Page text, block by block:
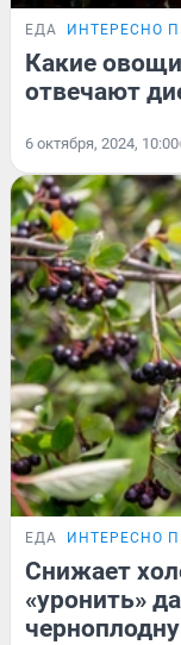
ЕДА ИНТЕРЕСНО
Какие
отвечают
6 октября, 2024, 10:00
ЕДА ИНТЕРЕСНО
Снижает
«уронить»